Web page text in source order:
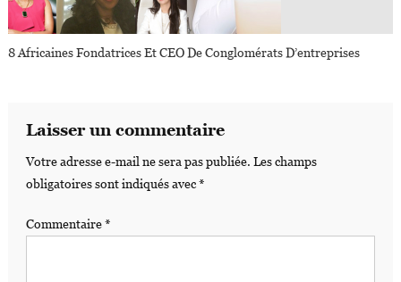
8 Africaines Fondatrices Et CEO De Conglomérats D’entreprises
Laisser un commentaire
Votre adresse e-mail ne sera pas publiée. Les champs
obligatoires sont indiqués avec*
Commentaire*